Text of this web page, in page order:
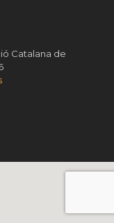
Catalana de